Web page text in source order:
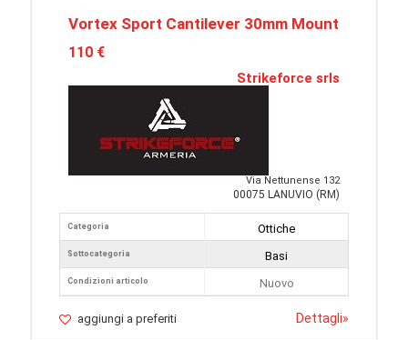
Vortex Sport Cantilever 30mm Mount
110 €
Strikeforce srls
Via Nettunense 132
00075 LANUVIO (RM)
Categoria
Sottocategoria
Condizioni articolo
Ottiche
Basi
Nuovo
aggiungi a preferiti Dettagli»